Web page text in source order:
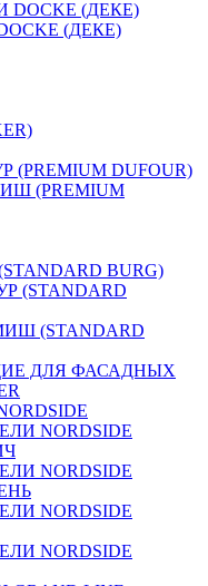
(ДЕКЕ)
DUFOUR)
(PREMIUM
BURG)
(STANDARD
(STANDARD
ДЛЯ ФАСАДНЫХ
NORDSIDE
NORDSIDE
NORDSIDE
NORDSIDE